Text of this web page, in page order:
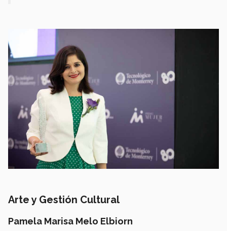
Arte y Gestión Cultural
Pamela Marisa Melo Elbiorn